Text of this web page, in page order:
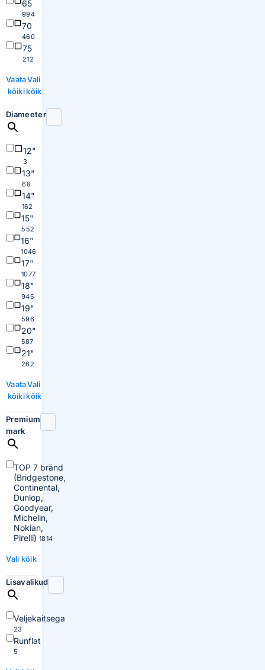
65
994
70
460
75
212
Vaata
kõiki
Vali
kõik
Diameeter
12"
3
13"
68
14"
162
15"
552
16"
1046
17"
1077
18"
945
19"
596
20"
587
21"
262
Vaata
kõiki
Vali
kõik
Premium
mark
TOP 7 bränd
(Bridgestone,
Continental,
Dunlop,
Goodyear,
Michelin,
Nokian,
Pirelli) 1814
Vali kõik
Lisavalikud
Veljekaitsega
23
Runflat
5